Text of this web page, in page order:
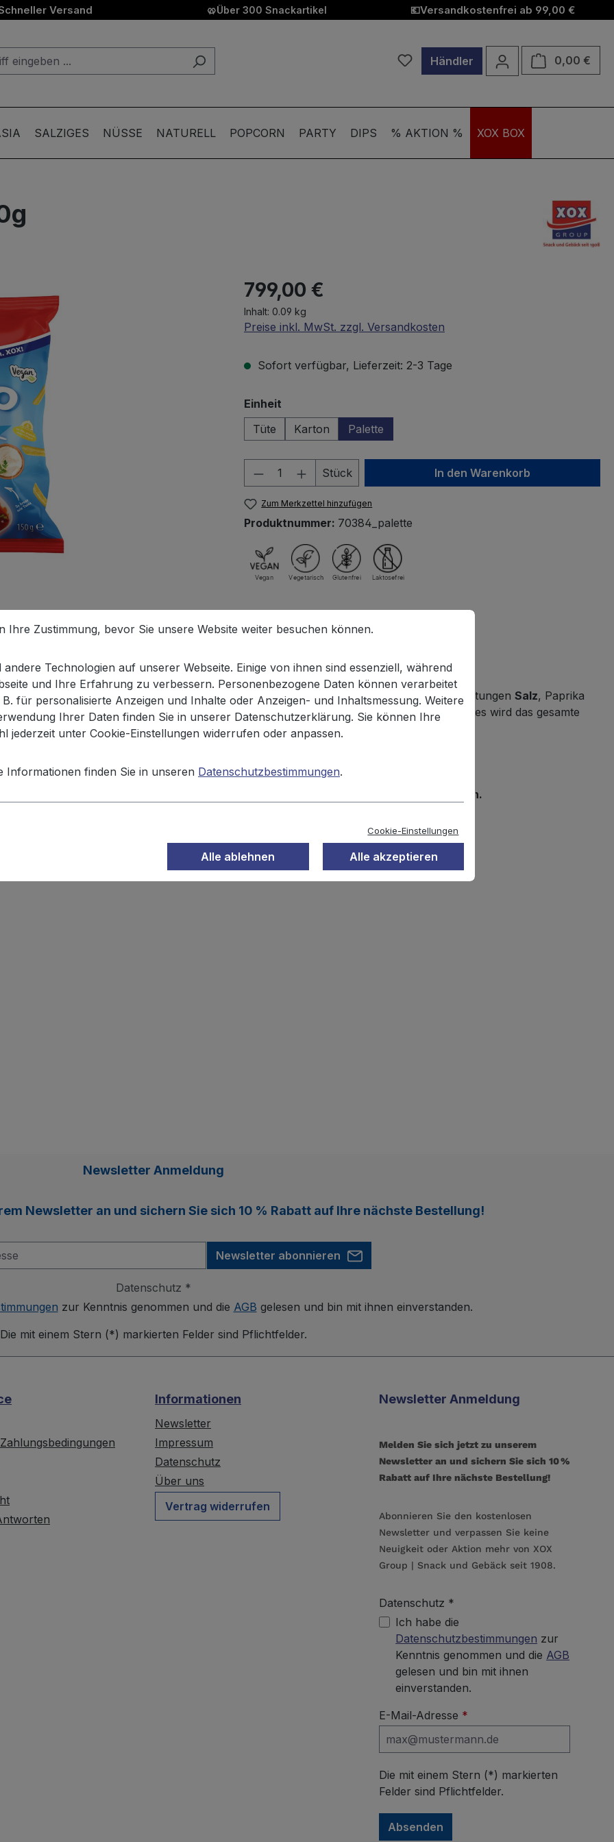
Versand 🥨Über 300 Snackartikel 💶Versandkostenfrei ab 99,00 €
Du hast 0 Produkte auf dem
Händler 0,00 €
SALZIGES NÜSSE NATURELL POPCORN PARTY DIPS % AKTION % XOX BOX
799,00 €
Inhalt: 0.09 kg
Preise inkl. MwSt. zzgl. Versandkosten
Sofort verfügbar, Lieferzeit: 2-3 Tage
Einheit
Tüte
Karton Palette
Produkt Anzahl: Gib den gewünschten Wert
Stück In den Warenkorb
Zum Merkzettel hinzufügen
Produktnummer: 70384_palette
Sticks Salz 150g"
der klassischen Tacos zum Dippen in drei verschiedenen Geschmacksrichtungen Salz, Paprika
perfekt zum Dippen und sind dabei besonders kross bei vollem Maisgeschmack, denn es wird das gesamte
leckeren XOX Salsa, Cheese und Chimichurri Dips.
in veränderlichen Gewichtsanteilen), Salz. Kann Spuren von Milch und Gluten enthalten.
Newsletter Anmeldung
Newsletter an und sichern Sie sich 10 % Rabatt auf Ihre nächste Bestellung!
Newsletter abonnieren
Datenschutz *
zur Kenntnis genommen und die AGB gelesen und bin mit ihnen einverstanden.
Die mit einem Stern (*) markierten Felder sind Pflichtfelder.
Informationen
Newsletter
Impressum
Datenschutz
Über uns
Vertrag widerrufen
Newsletter Anmeldung
Melden Sie sich jetzt zu unserem
Newsletter an und sichern Sie sich 10 %
Rabatt auf Ihre nächste Bestellung!
Abonnieren Sie den kostenlosen
Newsletter und verpassen Sie keine
Neuigkeit oder Aktion mehr von XOX
Group | Snack und Gebäck seit 1908.
Datenschutz *
Ich habe die
Datenschutzbestimmungen zur
Kenntnis genommen und die AGB
gelesen und bin mit ihnen
einverstanden.
E-Mail-Adresse *
Die mit einem Stern (*) markierten
Felder sind Pflichtfelder.
Absenden
Ihre Zustimmung, bevor Sie unsere Website weiter besuchen können.
Technologien auf unserer Webseite. Einige von ihnen sind essenziell, während
und Ihre Erfahrung zu verbessern. Personenbezogene Daten können verarbeitet
für personalisierte Anzeigen und Inhalte oder Anzeigen- und Inhaltsmessung. Weitere
Ihrer Daten finden Sie in unserer Datenschutzerklärung. Sie können Ihre
jederzeit unter Cookie-Einstellungen widerrufen oder anpassen.
Informationen finden Sie in unseren Datenschutzbestimmungen.
Cookie-Einstellungen
Alle ablehnen Alle akzeptieren